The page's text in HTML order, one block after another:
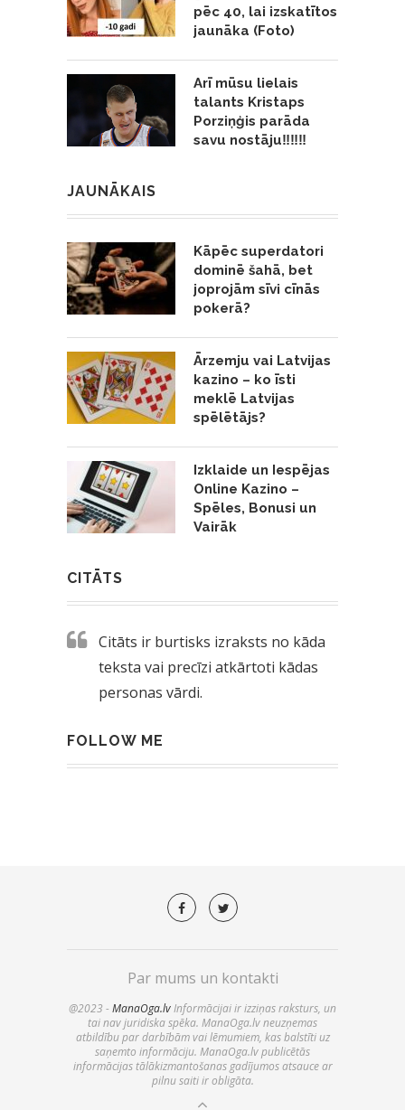
pēc 40, lai izskatītos
jaunāka (Foto)
Arī mūsu lielais
talants Kristaps
Porziņģis parāda
savu nostāju‼️‼️‼️
JAUNĀKAIS
Kāpēc superdatori
dominē šahā, bet
joprojām sīvi cīnās
pokerā?
Ārzemju vai Latvijas
kazino – ko īsti
meklē Latvijas
spēlētājs?
Izklaide un Iespējas
Online Kazino –
Spēles, Bonusi un
Vairāk
CITĀTS
Citāts ir burtisks izraksts no kāda
teksta vai precīzi atkārtoti kādas
personas vārdi.
FOLLOW ME
Par mums un kontakti
@2023 - ManaOga.lvInformācijai ir izziņas raksturs, un
tai nav juridiska spēka. ManaOga.lv neuzņemas
atbildību par darbībām vai lēmumiem, kas balstīti uz
saņemto informāciju. ManaOga.lv publicētās
informācijas tālākizmantošanas gadījumos atsauce ar
pilnu saiti ir obligāta.